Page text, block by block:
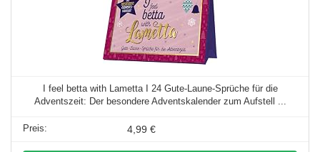
I feel betta with Lametta I 24 Gute-Laune-Sprüche für die
Adventszeit: Der besondere Adventskalender zum Aufstell ...
4,99 €